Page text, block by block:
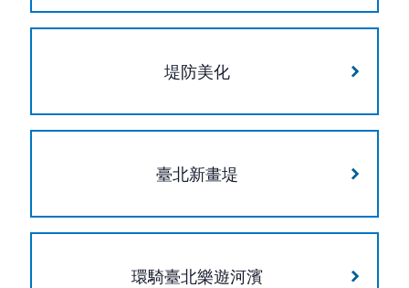
堤防美化
臺北新畫堤
環騎臺北樂遊河濱